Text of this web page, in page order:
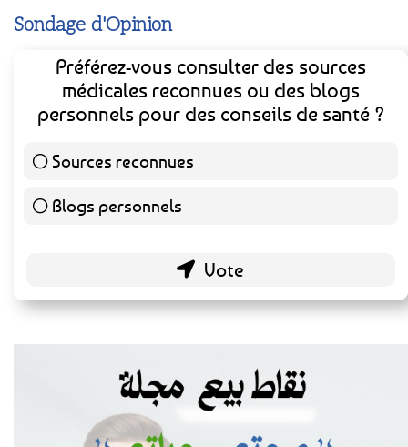
Sondage d'Opinion
Préférez-vous consulter des sources
médicales reconnues ou des blogs
personnels pour des conseils de santé ?
Sources reconnues
Blogs personnels